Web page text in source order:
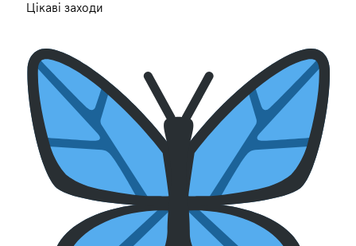
Цікаві заходи